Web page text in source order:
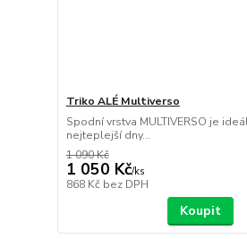
Triko ALÉ Multiverso
Spodní vrstva MULTIVERSO je
nejteplejší dny...
1 090 Kč
1 050 Kč/ks
868 Kč bez DPH
Koupit